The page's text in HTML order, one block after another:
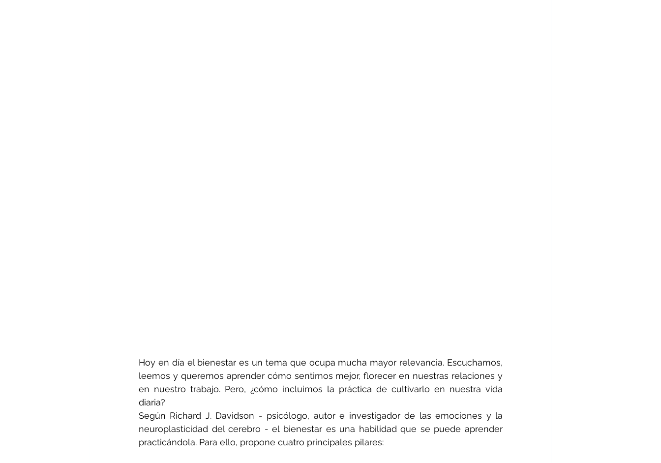
Hoy en día el bienestar es un tema que ocupa mucha mayor relevancia. Escuchamos,
leemos y queremos aprender cómo sentirnos mejor, florecer en nuestras relaciones y
en nuestro trabajo. Pero, ¿cómo incluimos la práctica de cultivarlo en nuestra vida
diaria?
Según Richard J. Davidson - psicólogo, autor e investigador de las emociones y la
neuroplasticidad del cerebro - el bienestar es una habilidad que se puede aprender
practicándola. Para ello, propone cuatro principales pilares: